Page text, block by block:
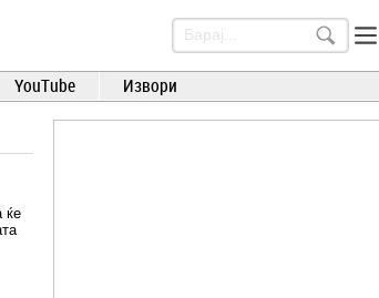
YouTube Извори
ќе